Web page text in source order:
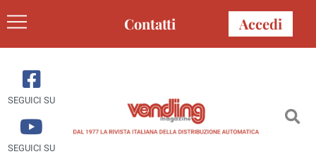
Contatti Accedi
SEGUICI SU
SEGUICI SU